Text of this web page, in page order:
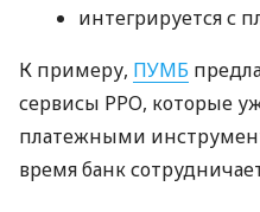
интегрируется с
К примеру, ПУМБ
сервисы РРО, которые
платежными
время банк